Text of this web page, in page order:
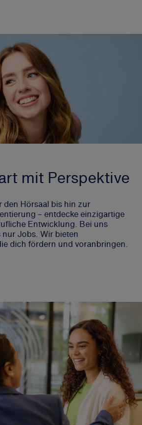
mit Perspektive
den Hörsaal bis hin zur
– entdecke einzigartige
Entwicklung. Bei uns
Jobs. Wir bieten
dich fördern und voranbringen.